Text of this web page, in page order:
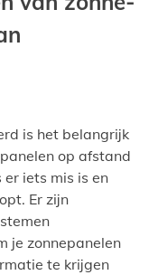
is het belangrijk
op afstand
iets mis is en
Er zijn
je zonnepanelen
te krijgen